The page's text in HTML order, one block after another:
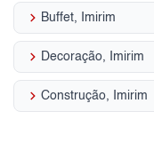
keyboard_arrow_right Buffet, Imirim
keyboard_arrow_right Decoração, Imirim
keyboard_arrow_right Construção, Imirim